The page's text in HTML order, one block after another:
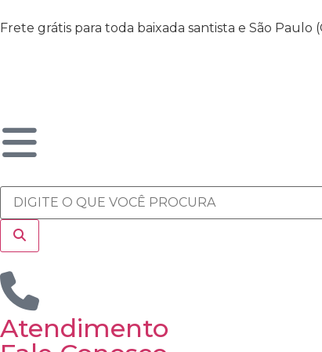
Frete grátis para toda baixada santista e São
Atendimento